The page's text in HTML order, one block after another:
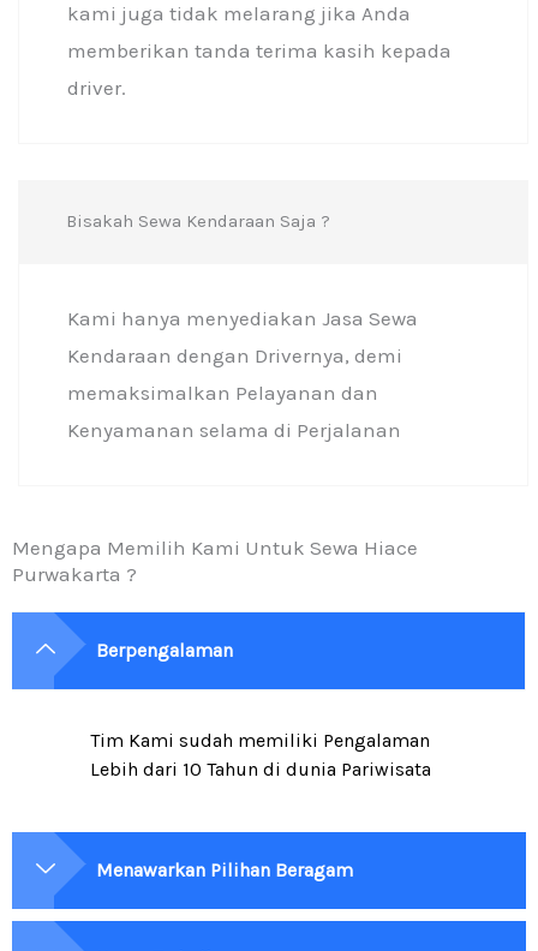
kami juga tidak melarang jika Anda
memberikan tanda terima kasih kepada
driver.
Bisakah Sewa Kendaraan Saja ?
Kami hanya menyediakan Jasa Sewa
Kendaraan dengan Drivernya, demi
memaksimalkan Pelayanan dan
Kenyamanan selama di Perjalanan
Mengapa Memilih Kami Untuk Sewa Hiace
Purwakarta ?
Berpengalaman
Tim Kami sudah memiliki Pengalaman
Lebih dari 10 Tahun di dunia Pariwisata
Menawarkan Pilihan Beragam